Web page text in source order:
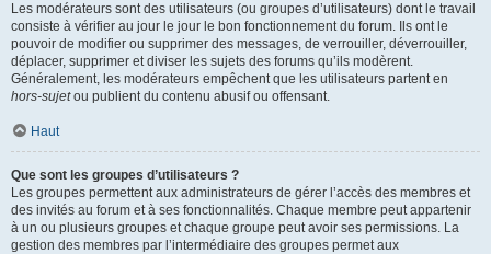
Les modérateurs sont des utilisateurs (ou groupes d’utilisateurs) dont le travail
consiste à vérifier au jour le jour le bon fonctionnement du forum. Ils ont le
pouvoir de modifier ou supprimer des messages, de verrouiller, déverrouiller,
déplacer, supprimer et diviser les sujets des forums qu’ils modèrent.
Généralement, les modérateurs empêchent que les utilisateurs partent en
hors-sujetou publient du contenu abusif ou offensant.
Haut
Que sont les groupes d’utilisateurs ?
Les groupes permettent aux administrateurs de gérer l’accès des membres et
des invités au forum et à ses fonctionnalités. Chaque membre peut appartenir
à un ou plusieurs groupes et chaque groupe peut avoir ses permissions. La
gestion des membres par l’intermédiaire des groupes permet aux